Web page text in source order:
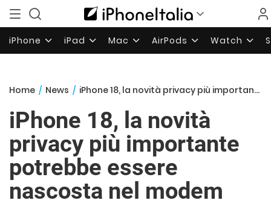
iPhone iPad Mac AirPods Watch
Home / News / iPhone 18, la novità privacy più importante potrebbe essere nascosta nel modem
iPhone 18, la novità
privacy più importante
potrebbe essere
nascosta nel modem